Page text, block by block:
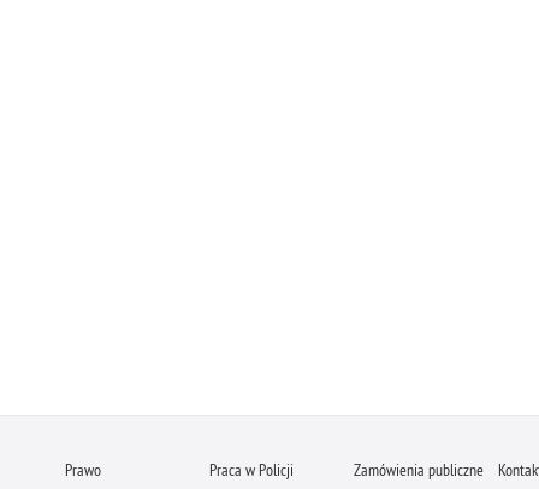
Prawo Praca w Policji Zamówienia publiczne